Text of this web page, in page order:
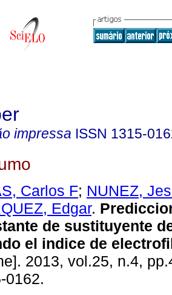
impressa ISSN 1315-
Carlos F; NUNEZ,
Edgar.
de sustituyente
el indice de
2013, vol.25, n.4,
0162.